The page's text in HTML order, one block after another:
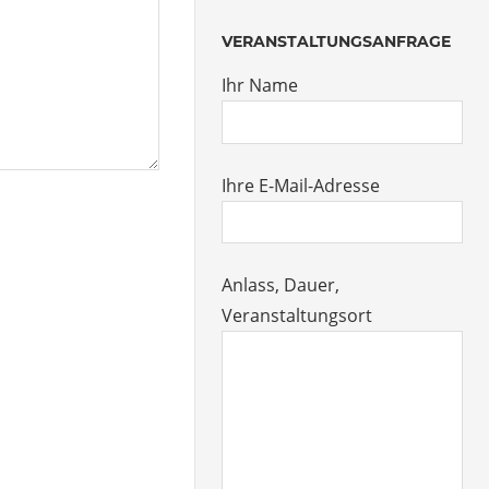
VERANSTALTUNGSANFRAGE
Ihr Name
Ihre E-Mail-Adresse
Anlass, Dauer,
Veranstaltungsort